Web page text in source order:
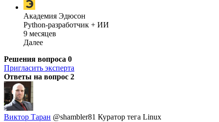
Академия Эдюсон
Python-разработчик + ИИ
9 месяцев
Далее
Решения вопроса 0
Пригласить эксперта
Ответы на вопрос 2
Виктор Таран @shambler81 Куратор тега Linux